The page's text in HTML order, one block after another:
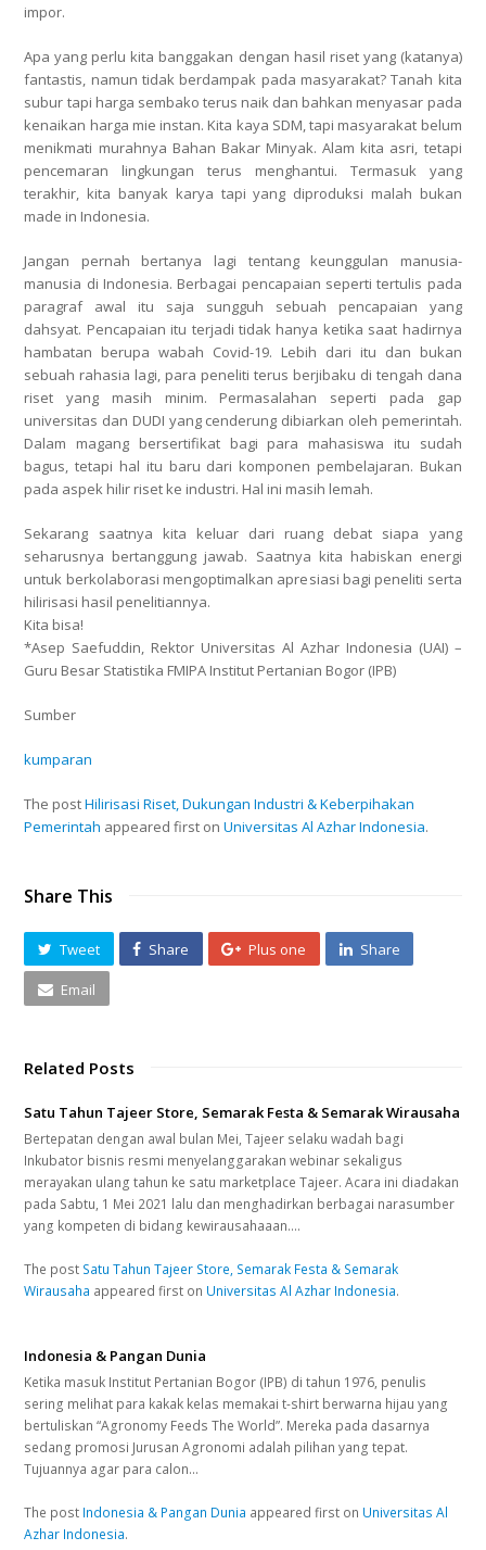
impor.
Apa yang perlu kita banggakan dengan hasil riset yang (katanya)
fantastis, namun tidak berdampak pada masyarakat? Tanah kita
subur tapi harga sembako terus naik dan bahkan menyasar pada
kenaikan harga mie instan. Kita kaya SDM, tapi masyarakat belum
menikmati murahnya Bahan Bakar Minyak. Alam kita asri, tetapi
pencemaran lingkungan terus menghantui. Termasuk yang
terakhir, kita banyak karya tapi yang diproduksi malah bukan
made in Indonesia.
Jangan pernah bertanya lagi tentang keunggulan manusia-
manusia di Indonesia. Berbagai pencapaian seperti tertulis pada
paragraf awal itu saja sungguh sebuah pencapaian yang
dahsyat. Pencapaian itu terjadi tidak hanya ketika saat hadirnya
hambatan berupa wabah Covid-19. Lebih dari itu dan bukan
sebuah rahasia lagi, para peneliti terus berjibaku di tengah dana
riset yang masih minim. Permasalahan seperti pada gap
universitas dan DUDI yang cenderung dibiarkan oleh pemerintah.
Dalam magang bersertifikat bagi para mahasiswa itu sudah
bagus, tetapi hal itu baru dari komponen pembelajaran. Bukan
pada aspek hilir riset ke industri. Hal ini masih lemah.
Sekarang saatnya kita keluar dari ruang debat siapa yang
seharusnya bertanggung jawab. Saatnya kita habiskan energi
untuk berkolaborasi mengoptimalkan apresiasi bagi peneliti serta
hilirisasi hasil penelitiannya.
Kita bisa!
*Asep Saefuddin, Rektor Universitas Al Azhar Indonesia (UAI) –
Guru Besar Statistika FMIPA Institut Pertanian Bogor (IPB)
Sumber
kumparan
The postHilirisasi Riset, Dukungan Industri & Keberpihakan
Pemerintah appeared first onUniversitas Al Azhar Indonesia.
Share This
Tweet Share Plus one Share
Email
Related Posts
Satu Tahun Tajeer Store, Semarak Festa & Semarak Wirausaha
Bertepatan dengan awal bulan Mei, Tajeer selaku wadah bagi
Inkubator bisnis resmi menyelanggarakan webinar sekaligus
merayakan ulang tahun ke satu marketplace Tajeer. Acara ini diadakan
pada Sabtu, 1 Mei 2021 lalu dan menghadirkan berbagai narasumber
yang kompeten di bidang kewirausahaaan.…
The post Satu Tahun Tajeer Store, Semarak Festa & Semarak
Wirausaha appeared first on Universitas Al Azhar Indonesia.
Indonesia & Pangan Dunia
Ketika masuk Institut Pertanian Bogor (IPB) di tahun 1976, penulis
sering melihat para kakak kelas memakai t-shirt berwarna hijau yang
bertuliskan “Agronomy Feeds The World”. Mereka pada dasarnya
sedang promosi Jurusan Agronomi adalah pilihan yang tepat.
Tujuannya agar para calon…
The post Indonesia & Pangan Dunia appeared first on Universitas Al
Azhar Indonesia.